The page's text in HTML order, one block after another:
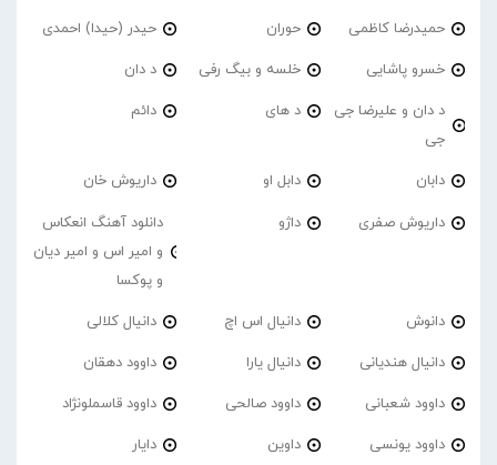
حمیدرضا کاظمی حوران حیدر (حیدا) احمدی
خسرو پاشایی خلسه و بیگ رفی د دان
د دان و علیرضا جی
جی
د های دائم
دابان دابل او داریوش خان
داریوش صفری داژو
دانلود آهنگ انعکاس
و امیر اس و امیر دیان
و پوکسا
دانوش دانیال اس اچ دانیال کلالی
دانیال هندیانی دانیال یارا داوود دهقان
داوود شعبانی داوود صالحی داوود قاسملونژاد
داوود یونسی داوین دایار